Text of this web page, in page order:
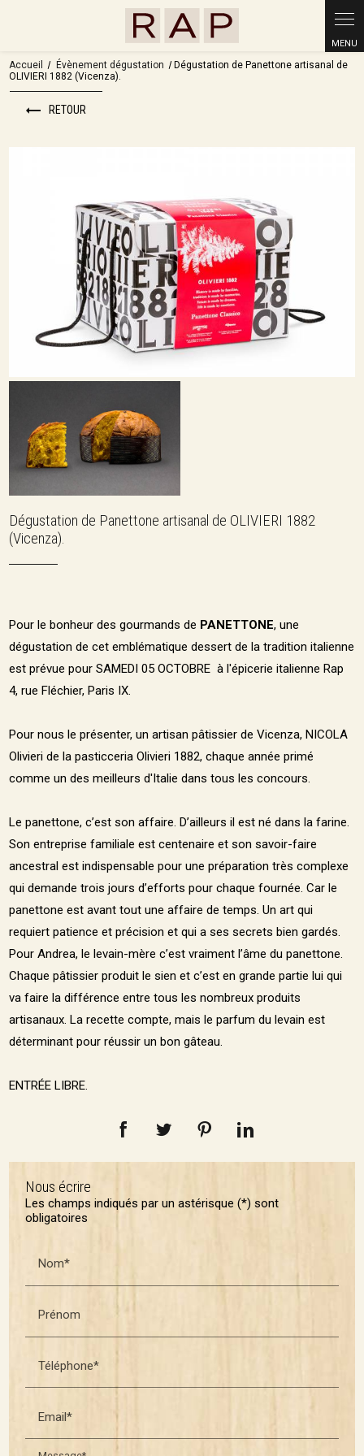
Accueil Évènement dégustation
Dégustation de Panettone artisanal de
OLIVIERI 1882 (Vicenza).
RETOUR
Dégustation de Panettone artisanal de OLIVIERI 1882
(Vicenza).
Pour le bonheur des gourmands de PANETTONE, une
dégustation de cet emblématique dessert de la tradition italienne
est prévue pour SAMEDI 05 OCTOBRE à l'épicerie italienne Rap
4, rue Fléchier, Paris IX.
Pour nous le présenter, un artisan pâtissier de Vicenza, NICOLA
Olivieri de la pasticceria Olivieri 1882, chaque année primé
comme un des meilleurs d'Italie dans tous les concours.
Le panettone, c’est son affaire. D’ailleurs il est né dans la farine.
Son entreprise familiale est centenaire et son savoir-faire
ancestral est indispensable pour une préparation très complexe
qui demande trois jours d’efforts pour chaque fournée. Car le
panettone est avant tout une affaire de temps. Un art qui
requiert patience et précision et qui a ses secrets bien gardés.
Pour Andrea, le levain-mère c’est vraiment l’âme du panettone.
Chaque pâtissier produit le sien et c’est en grande partie lui qui
va faire la différence entre tous les nombreux produits
artisanaux. La recette compte, mais le parfum du levain est
déterminant pour réussir un bon gâteau.
ENTRÉE LIBRE.
Nous écrire
Les champs indiqués par un astérisque (*) sont
obligatoires
Nom*
Prénom
Téléphone*
Email*
Panneau de gestion des cookies